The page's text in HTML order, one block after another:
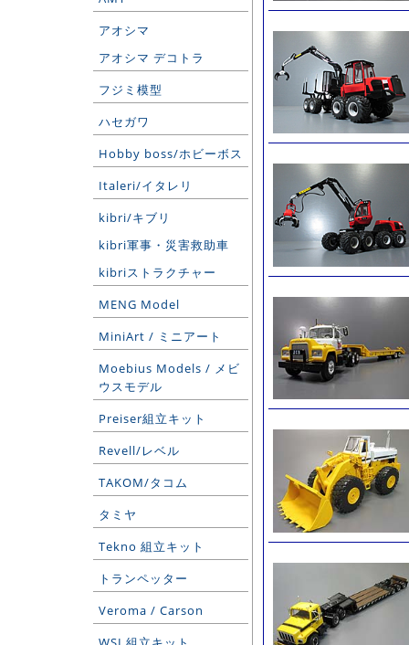
アオシマ
アオシマ デコトラ
フジミ模型
ハセガワ
Hobby boss/ホビーボス
Italeri/イタレリ
kibri/キブリ
kibri軍事・災害救助車
kibriストラクチャー
MENG Model
MiniArt / ミニアート
Moebius Models / メビ
ウスモデル
Preiser組立キット
Revell/レベル
TAKOM/タコム
タミヤ
Tekno 組立キット
トランペッター
Veroma / Carson